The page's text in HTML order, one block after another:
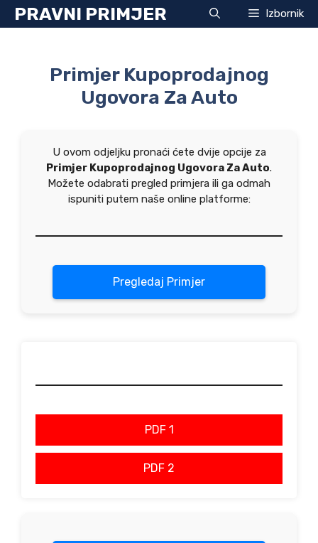
Preskoči
PRAVNI PRIMJER Izbornik
Primjer Kupoprodajnog
Ugovora Za Auto
U ovom odjeljku pronaći ćete dvije opcije za
Primjer Kupoprodajnog Ugovora Za Auto.
Možete odabrati pregled primjera ili ga odmah
ispuniti putem naše online platforme:
Pregledaj Primjer
PDF 1
PDF 2